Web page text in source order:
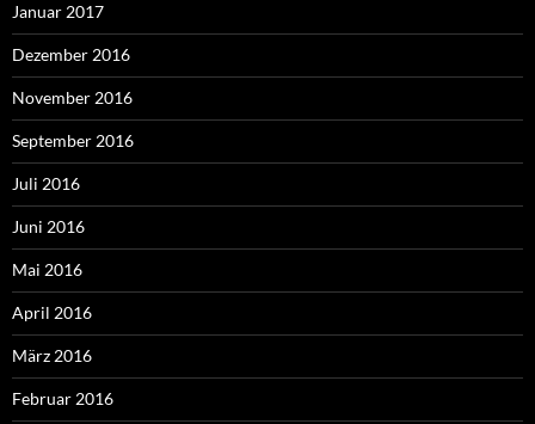
Januar 2017
Dezember 2016
November 2016
September 2016
Juli 2016
Juni 2016
Mai 2016
April 2016
März 2016
Februar 2016